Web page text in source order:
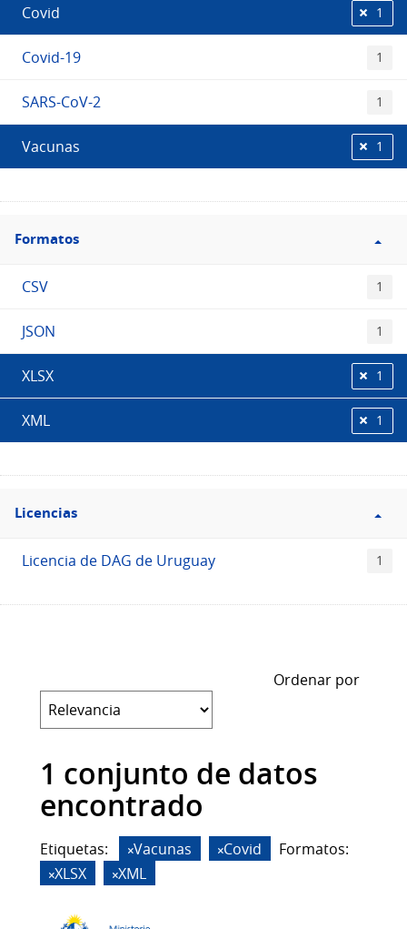
Covid 1
Covid-19 1
SARS-CoV-2 1
Vacunas 1
Filtro
Formatos
Formatos
CSV 1
JSON 1
XLSX 1
XML 1
Filtro
Licencias
Licencias
Licencia de DAG de Uruguay 1
Ordenar por
1 conjunto de datos
encontrado
Etiquetas: Vacunas Covid
Formatos:
XLSX
XML